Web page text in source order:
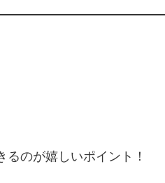
るのが嬉しいポイント！